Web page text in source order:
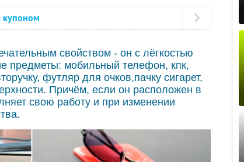
купоном
свойством - он с лёгкостью
предметы: мобильный телефон, кпк,
футляр для очков,пачку сигарет,
Причём, если он расположен в
свою работу и при изменении